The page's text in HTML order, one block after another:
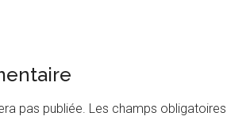
pas publiée. Les champs